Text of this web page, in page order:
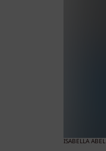
ISABELLA ABEL